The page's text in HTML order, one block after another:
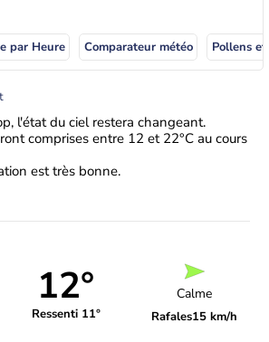
par Heure Comparateur météo Pollens
l'état du ciel restera changeant.
comprises entre 12 et 22°C au cours
est très bonne.
12°
Ressenti 11°
Calme
Rafales15 km/h